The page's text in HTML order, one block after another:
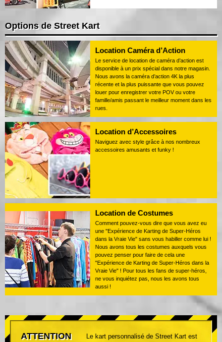
Options de Street Kart
Location Caméra d’Action
Le service de location de caméra d’action est
disponible à un prix spécial dans notre magasin.
Nous avons la caméra d’action 4K la plus
récente et la plus puissante que vous pouvez
louer pour enregistrer votre POV ou votre
famille/amis passant le meilleur moment dans les
rues.
Location d’Accessoires
Naviguez avec style grâce à nos nombreux
accessoires amusants et funky !
Location de Costumes
Comment pouvez-vous dire que vous avez eu
une "Expérience de Karting de Super-Héros
dans la Vraie Vie" sans vous habiller comme lui !
Nous avons tous les costumes auxquels vous
pouvez penser pour faire de cela une
"Expérience de Karting de Super-Héros dans la
Vraie Vie" ! Pour tous les fans de super-héros,
ne vous inquiétez pas, nous les avons tous
aussi !
ATTENTION
Le kart personnalisé de Street Kart est